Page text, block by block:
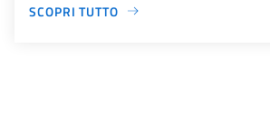
SCOPRI TUTTO